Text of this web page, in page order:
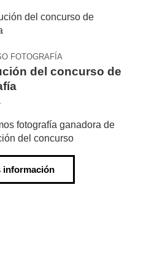
FOTOGRAFÍA
del concurso de
fotografía ganadora de
del concurso
información